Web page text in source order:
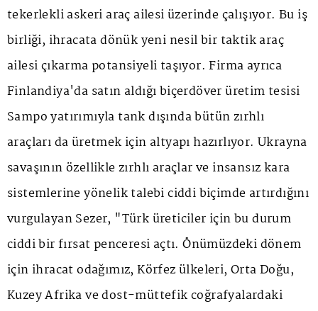
tekerlekli askeri araç ailesi üzerinde çalışıyor. Bu iş
birliği, ihracata dönük yeni nesil bir taktik araç
ailesi çıkarma potansiyeli taşıyor. Firma ayrıca
Finlandiya'da satın aldığı biçerdöver üretim tesisi
Sampo yatırımıyla tank dışında bütün zırhlı
araçları da üretmek için altyapı hazırlıyor. Ukrayna
savaşının özellikle zırhlı araçlar ve insansız kara
sistemlerine yönelik talebi ciddi biçimde artırdığını
vurgulayan Sezer, "Türk üreticiler için bu durum
ciddi bir fırsat penceresi açtı. Önümüzdeki dönem
için ihracat odağımız, Körfez ülkeleri, Orta Doğu,
Kuzey Afrika ve dost-müttefik coğrafyalardaki